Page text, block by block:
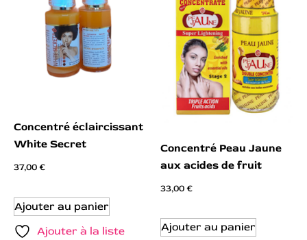
Concentré éclaircissant
White Secret
37,00€
Ajouter au panier
Ajouter à la liste
Concentré Peau Jaune
aux acides de fruit
33,00€
Ajouter au panier